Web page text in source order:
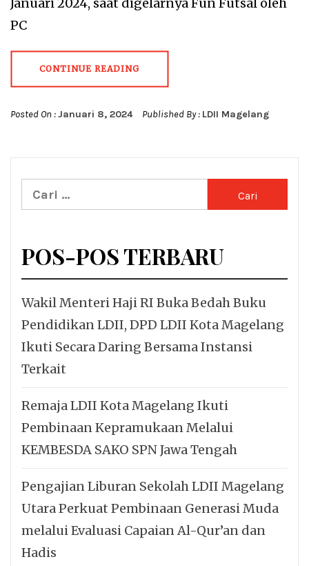
Januari 2024, saat digelarnya Fun Futsal oleh
PC
CONTINUE READING
Posted On :Januari 8, 2024 Published By : LDII Magelang
Cari
untuk:
POS-POS TERBARU
Wakil Menteri Haji RI Buka Bedah Buku
Pendidikan LDII, DPD LDII Kota Magelang
Ikuti Secara Daring Bersama Instansi
Terkait
Remaja LDII Kota Magelang Ikuti
Pembinaan Kepramukaan Melalui
KEMBESDA SAKO SPN Jawa Tengah
Pengajian Liburan Sekolah LDII Magelang
Utara Perkuat Pembinaan Generasi Muda
melalui Evaluasi Capaian Al-Qur’an dan
Hadis